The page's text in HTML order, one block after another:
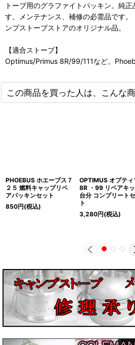
トーブ用のグラファイトパッキン。純
す。メンテナンス、補修の必需品です
ンプストーブストアのオリジナル品。
【適合ストーブ】
Optimus/Primus 8R/99/111など。
この商品を買った人は、こんな
PHOEBUS ホエーブス７
２５ 燃料キャップリペ
アパッキンセット
850円(税込)
OPTIMUS オプティ
8R ・99 リペアキ
台分 コンプリート
ト
3,280円(税込)